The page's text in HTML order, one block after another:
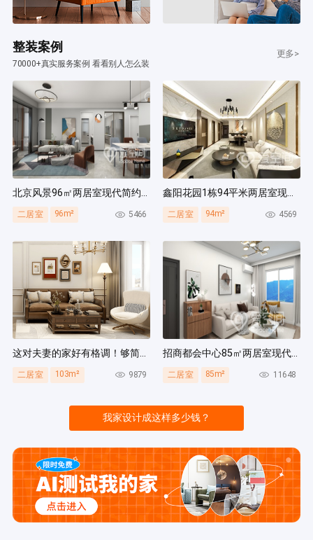
整装案例
70000+真实服务案例 看看别人怎么装
更多>
北京风景96㎡两居室现代简约风装修案例
二居室 96m² 5466
鑫阳花园1栋94平米两居室现代简约风装修案例
二居室 94m² 4569
这对夫妻的家好有格调！够简洁还复古，好打扫卫生太贴心~
二居室 103m² 9879
招商都会中心85㎡两居室现代简约风装修案例
二居室 85m² 11648
我家设计成这样多少钱？